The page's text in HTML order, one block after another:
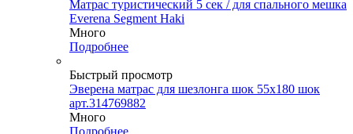
Матрас туристический 5 сек / для спального мешка
Everena Segment Haki
Много
Подробнее
Быстрый просмотр
Эверена матрас для шезлонга шок 55х180 шок
арт.314769882
Много